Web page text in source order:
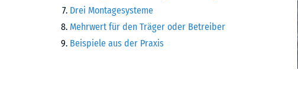
Drei Montagesysteme
Mehrwert für den Träger oder Betreiber
Beispiele aus der Praxis